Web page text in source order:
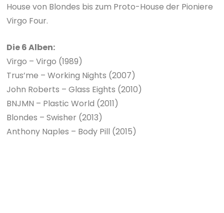
House von Blondes bis zum Proto-House der Pioniere
Virgo Four.
Die 6 Alben:
Virgo – Virgo (1989)
Trus’me – Working Nights (2007)
John Roberts – Glass Eights (2010)
BNJMN – Plastic World (2011)
Blondes – Swisher (2013)
Anthony Naples – Body Pill (2015)